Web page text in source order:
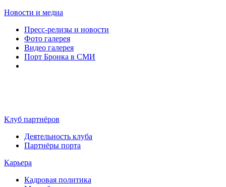
Новости и медиа
Пресс-релизы и новости
Фото галерея
Видео галерея
Порт Бронка в СМИ
Клуб партнёров
Деятельность клуба
Партнёры порта
Карьера
Кадровая политика